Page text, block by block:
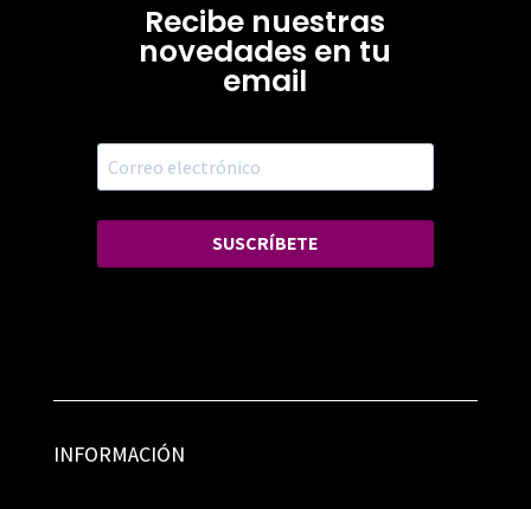
Recibe nuestras
novedades en tu
email
SUSCRÍBETE
INFORMACIÓN